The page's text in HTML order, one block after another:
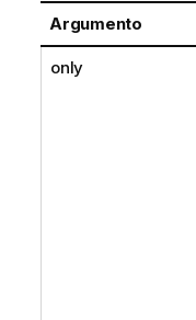
Argumento
only